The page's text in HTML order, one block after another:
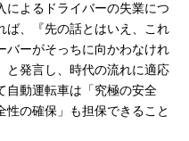
によるドライバーの失業につ
ば、『先の話とはいえ、これ
バーがそっちに向かわなけれ
と発言し、時代の流れに適応
自動運転車は「究極の安全
の確保」も担保できること